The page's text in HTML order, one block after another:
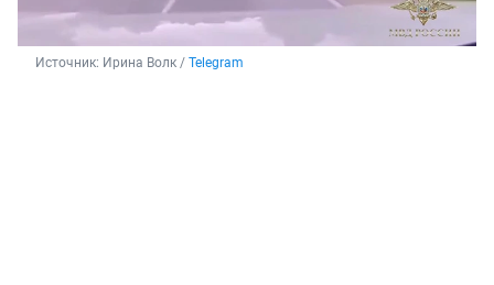
Источник: Ирина Волк / Telegram